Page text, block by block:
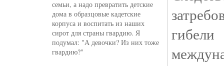
семьи, а надо превратить детские
дома в образцовые кадетские
корпуса и воспитать из наших
сирот для страны гвардию. Я
подумал: "А девочки? Из них тоже
гвардию?"